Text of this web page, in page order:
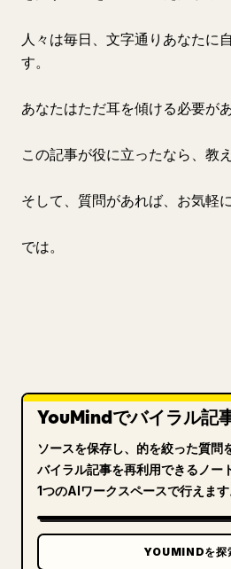
人々は毎日、文字通りあなたに
す。
あなたはただ耳を傾ける必要があ
この記事が役に立ったなら、教
そして、質問があれば、お気軽
では。
YouMindでバイラル記
ソースを保存し、的を絞った質問
バイラル記事を再利用できるノー
1つのAIワークスペースで行えます
YOUMINDを探